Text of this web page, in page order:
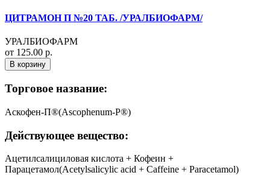
ЦИТРАМОН П №20 ТАБ. /УРАЛБИОФАРМ/
УРАЛБИОФАРМ
от 125.00 р.
В корзину
Торговое название:
Аскофен-П®(Ascophenum-P®)
Действующее вещество:
Ацетилсалициловая кислота + Кофеин +
Парацетамол(Acetylsalicylic acid + Caffeine + Paracetamol)